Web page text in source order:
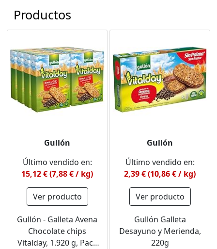
Productos
Gullón
Último vendido en:
15,12 € (7,88 € / kg)
Ver producto
Gullón - Galleta Avena
Chocolate chips
Vitalday, 1.920 g, Pack
Gullón
Último vendido en:
2,39 € (10,86 € / kg)
Ver producto
Gullón Galleta
Desayuno y Merienda,
220g